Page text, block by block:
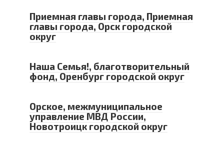
Приемная главы города, Приемная
главы города, Орск городской
округ
Наша Семья!, благотворительный
фонд, Оренбург городской округ
Орское, межмуниципальное
управление МВД России,
Новотроицк городской округ